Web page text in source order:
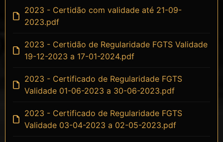
2023 - Certidão com validade até 21-09-
2023.pdf
2023 - Certidão de Regularidade FGTS Validade
19-12-2023 a 17-01-2024.pdf
2023 - Certificado de Regularidade FGTS
Validade 01-06-2023 a 30-06-2023.pdf
2023 - Certificado de Regularidade FGTS
Validade 03-04-2023 a 02-05-2023.pdf